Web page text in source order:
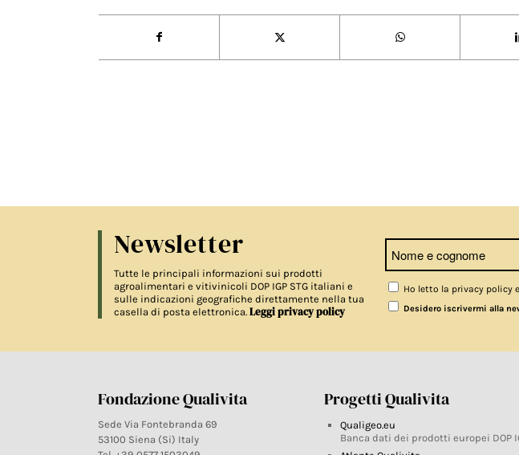
Newsletter
Tutte le principali informazioni sui prodotti
agroalimentari e vitivinicoli DOP IGP STG italiani e
sulle indicazioni geografiche direttamente nella tua
casella di posta elettronica. Leggi privacy policy
Ho letto la privacy policy
Desidero iscrivermi alla
Fondazione Qualivita
Sede Via Fontebranda 69
53100 Siena (Si) Italy
Progetti Qualivita
Qualigeo.eu
Banca dati dei prodotti europei DOP